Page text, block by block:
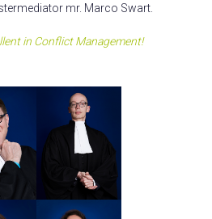
mr. Marco Swart.
in Conflict Management!